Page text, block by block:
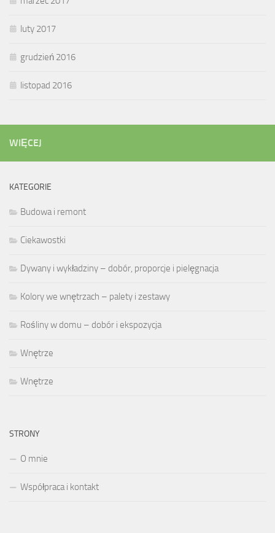
luty 2017
grudzień 2016
listopad 2016
WIĘCEJ
KATEGORIE
Budowa i remont
Ciekawostki
Dywany i wykładziny – dobór, proporcje i pielęgnacja
Kolory we wnętrzach – palety i zestawy
Rośliny w domu – dobór i ekspozycja
Wnętrze
Wnętrze
STRONY
O mnie
Współpraca i kontakt